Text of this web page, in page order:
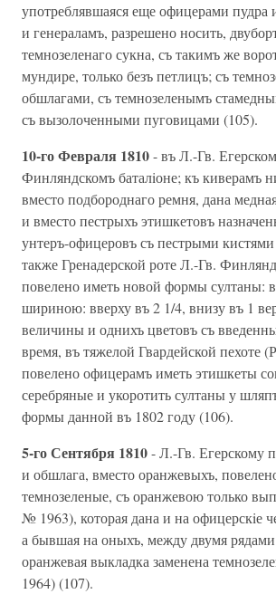
употреблявшаяся еще офицерами пудра
и генераламъ, разрешено носить,
темнозеленаго сукна, съ такимъ же
мундире, только безъ петлицъ; съ
обшлагами, съ темнозеленымъ
съ вызолоченными пуговицами (105).
10-го Февраля 1810- въ Л.-Гв.
Финляндскомъ баталiоне; къ киверамъ
вместо подбороднаго ремня, дана
и вместо пестрыхъ этишкетовъ
унтеръ-офицеровъ съ пестрыми
также Гренадерской роте Л.-Гв.
повелено иметь новой формы султаны:
шириною: вверху въ 2 1/4, внизу въ 1
величины и однихъ цветовъ съ
время, въ тяжелой Гвардейской
повелено офицерамъ иметь этишкеты
серебряные и укоротить султаны у
формы данной въ 1802 году (106).
5-го Сентября 1810- Л.-Гв. Егерскому
и обшлага, вместо оранжевыхъ,
темнозеленые, съ оранжевою только
№ 1963), которая дана и на офицерскiе
а бывшая на оныхъ, между двумя рядами
оранжевая выкладка заменена
1964) (107).